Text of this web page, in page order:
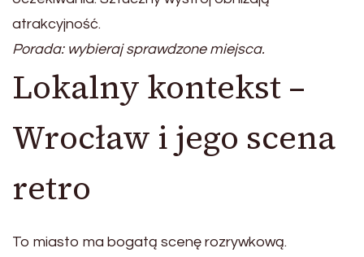
atrakcyjność.
Porada: wybieraj sprawdzone miejsca.
Lokalny kontekst –
Wrocław i jego scena
retro
To miasto ma bogatą scenę rozrywkową.